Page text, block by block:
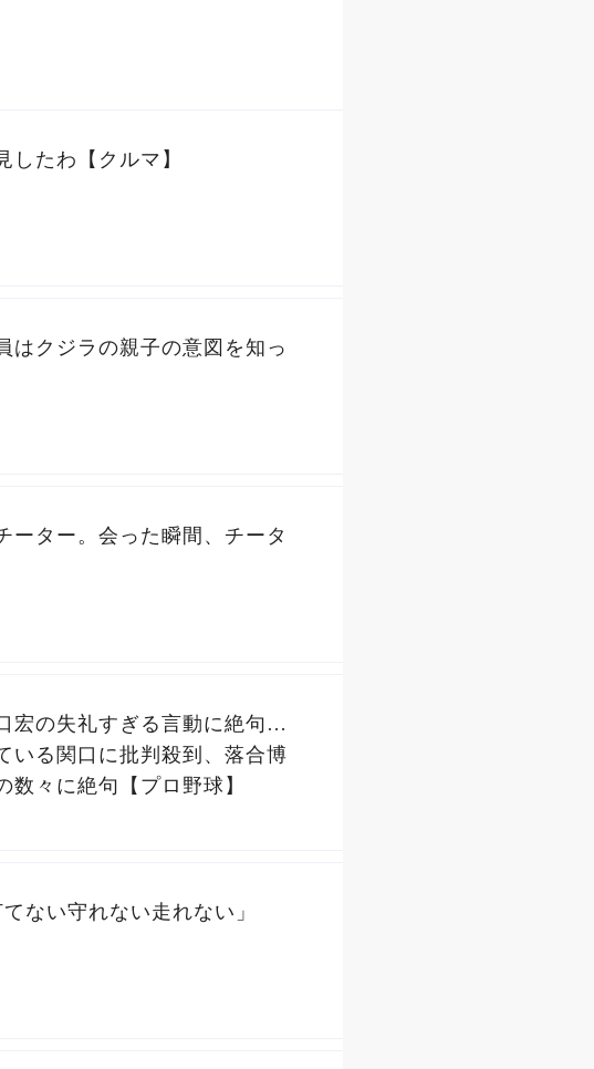
たわ【クルマ】
はクジラの親子の意図を知っ
ーター。会った瞬間、チータ
宏の失礼すぎる言動に絶句…
いる関口に批判殺到、落合博
々に絶句【プロ野球】
ない守れない走れない」